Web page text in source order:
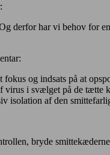
derfor har vi behov
fokus og indsats på at
i svælget på de
isolation af den
bryde